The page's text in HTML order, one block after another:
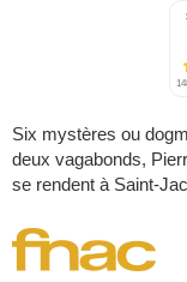
Six mystères ou
deux vagabonds,
se rendent à Saint-